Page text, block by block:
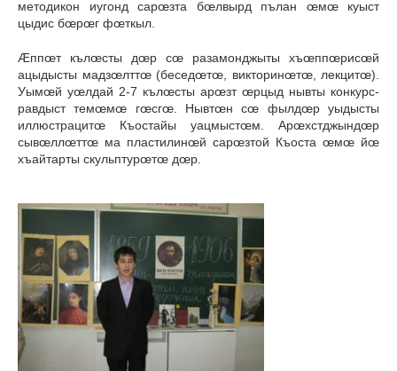
методикон иугонд сарœзта бœлвырд пълан œмœ куыст
цыдис бœрœг фœткыл.
Æппœт кълœсты дœр сœ разамонджыты хъœппœрисœй
ацыдысты мадзœлттœ (беседœтœ, викторинœтœ, лекцитœ).
Уымœй уœлдай 2-7 кълœсты арœзт œрцыд нывты конкурс-
равдыст темœмœ гœсгœ. Нывтœн сœ фылдœр уыдысты
иллюстрацитœ Къостайы уацмыстœм. Арœхстджындœр
сывœллœттœ ма пластилинœй сарœзтой Къоста œмœ йœ
хъайтарты скульптурœтœ дœр.